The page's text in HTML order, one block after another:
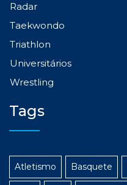
Radar
Taekwondo
Triathlon
Universitários
Wrestling
Tags
Atletismo Basquete